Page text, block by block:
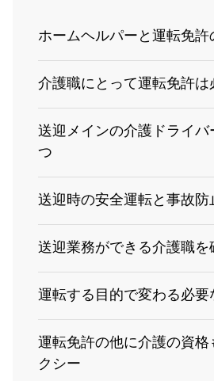
ホームヘルパーと運転免
介護職にとって運転免許
送迎メインの介護ドライ
つ
送迎時の安全運転と事故
送迎業務ができる介護職
運転する目的で変わる必
運転免許の他に介護の資
クシー